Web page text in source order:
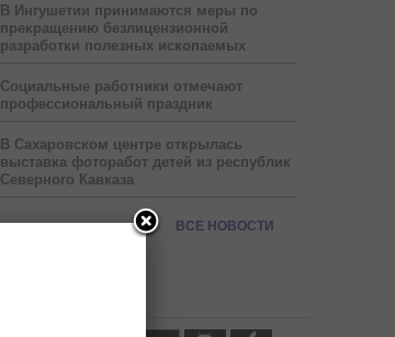
В Ингушетии принимаются меры по
прекращению безлицензионной
разработки полезных ископаемых
Социальные работники отмечают
профессиональный праздник
В Сахаровском центре открылась
выставка фоторабот детей из республик
Северного Кавказа
ВСЕ НОВОСТИ